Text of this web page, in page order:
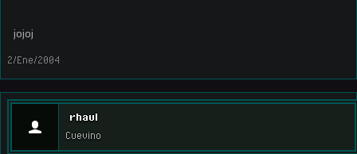
jojoj
2/Ene/2004
rhaul
Cuevino